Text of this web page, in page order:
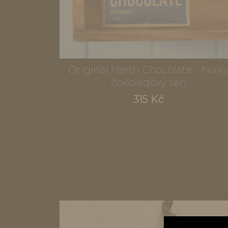
Original Harth Chocolate -
čokoládový sen
315 Kč